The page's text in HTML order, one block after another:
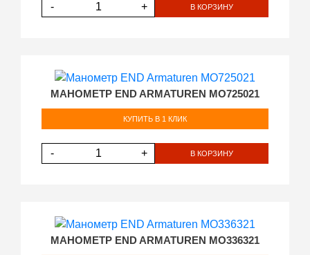
- + В КОРЗИНУ
МАНОМЕТР END ARMATUREN MO725021
КУПИТЬ В 1 КЛИК
- + В КОРЗИНУ
МАНОМЕТР END ARMATUREN MO336321